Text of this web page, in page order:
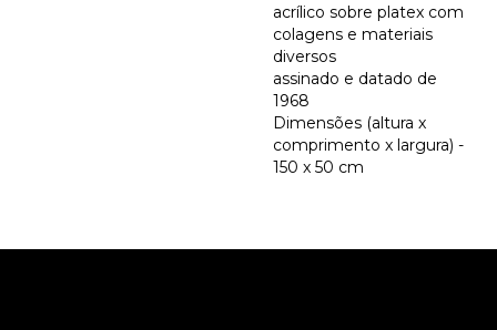
acrílico sobre platex com
colagens e materiais
diversos
assinado e datado de
1968
Dimensões (altura x
comprimento x largura) -
150 x 50 cm